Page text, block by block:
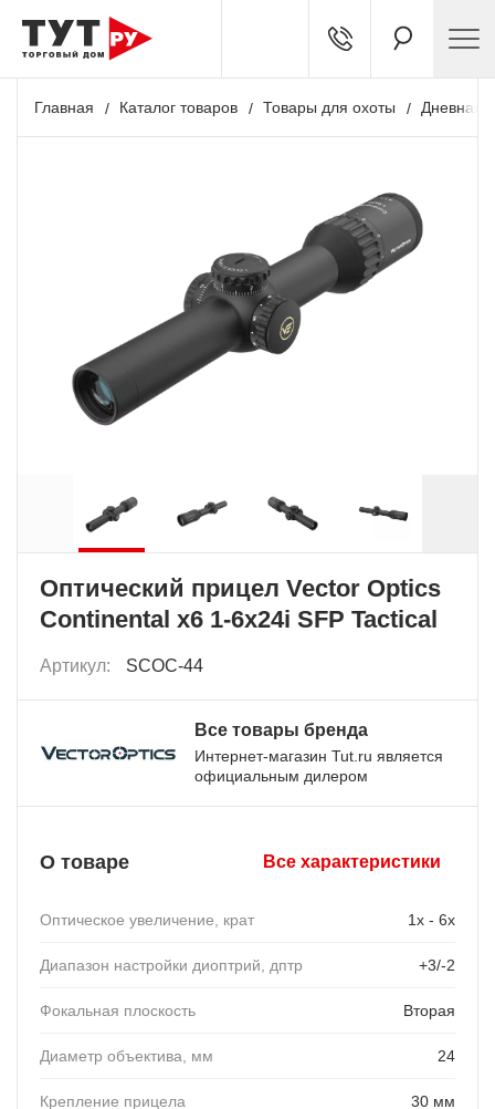
Главная Каталог товаров Товары для охоты Дневная
Оптический прицел Vector Optics
Continental x6 1-6x24i SFP Tactical
Артикул: SCOC-44
Все товары бренда
Интернет-магазин Tut.ru является
официальным дилером
О товаре Все характеристики
Оптическое увеличение, крат 1x - 6x
Диапазон настройки диоптрий, дптр +3/-2
Фокальная плоскость Вторая
Диаметр объектива, мм 24
Крепление прицела 30 мм